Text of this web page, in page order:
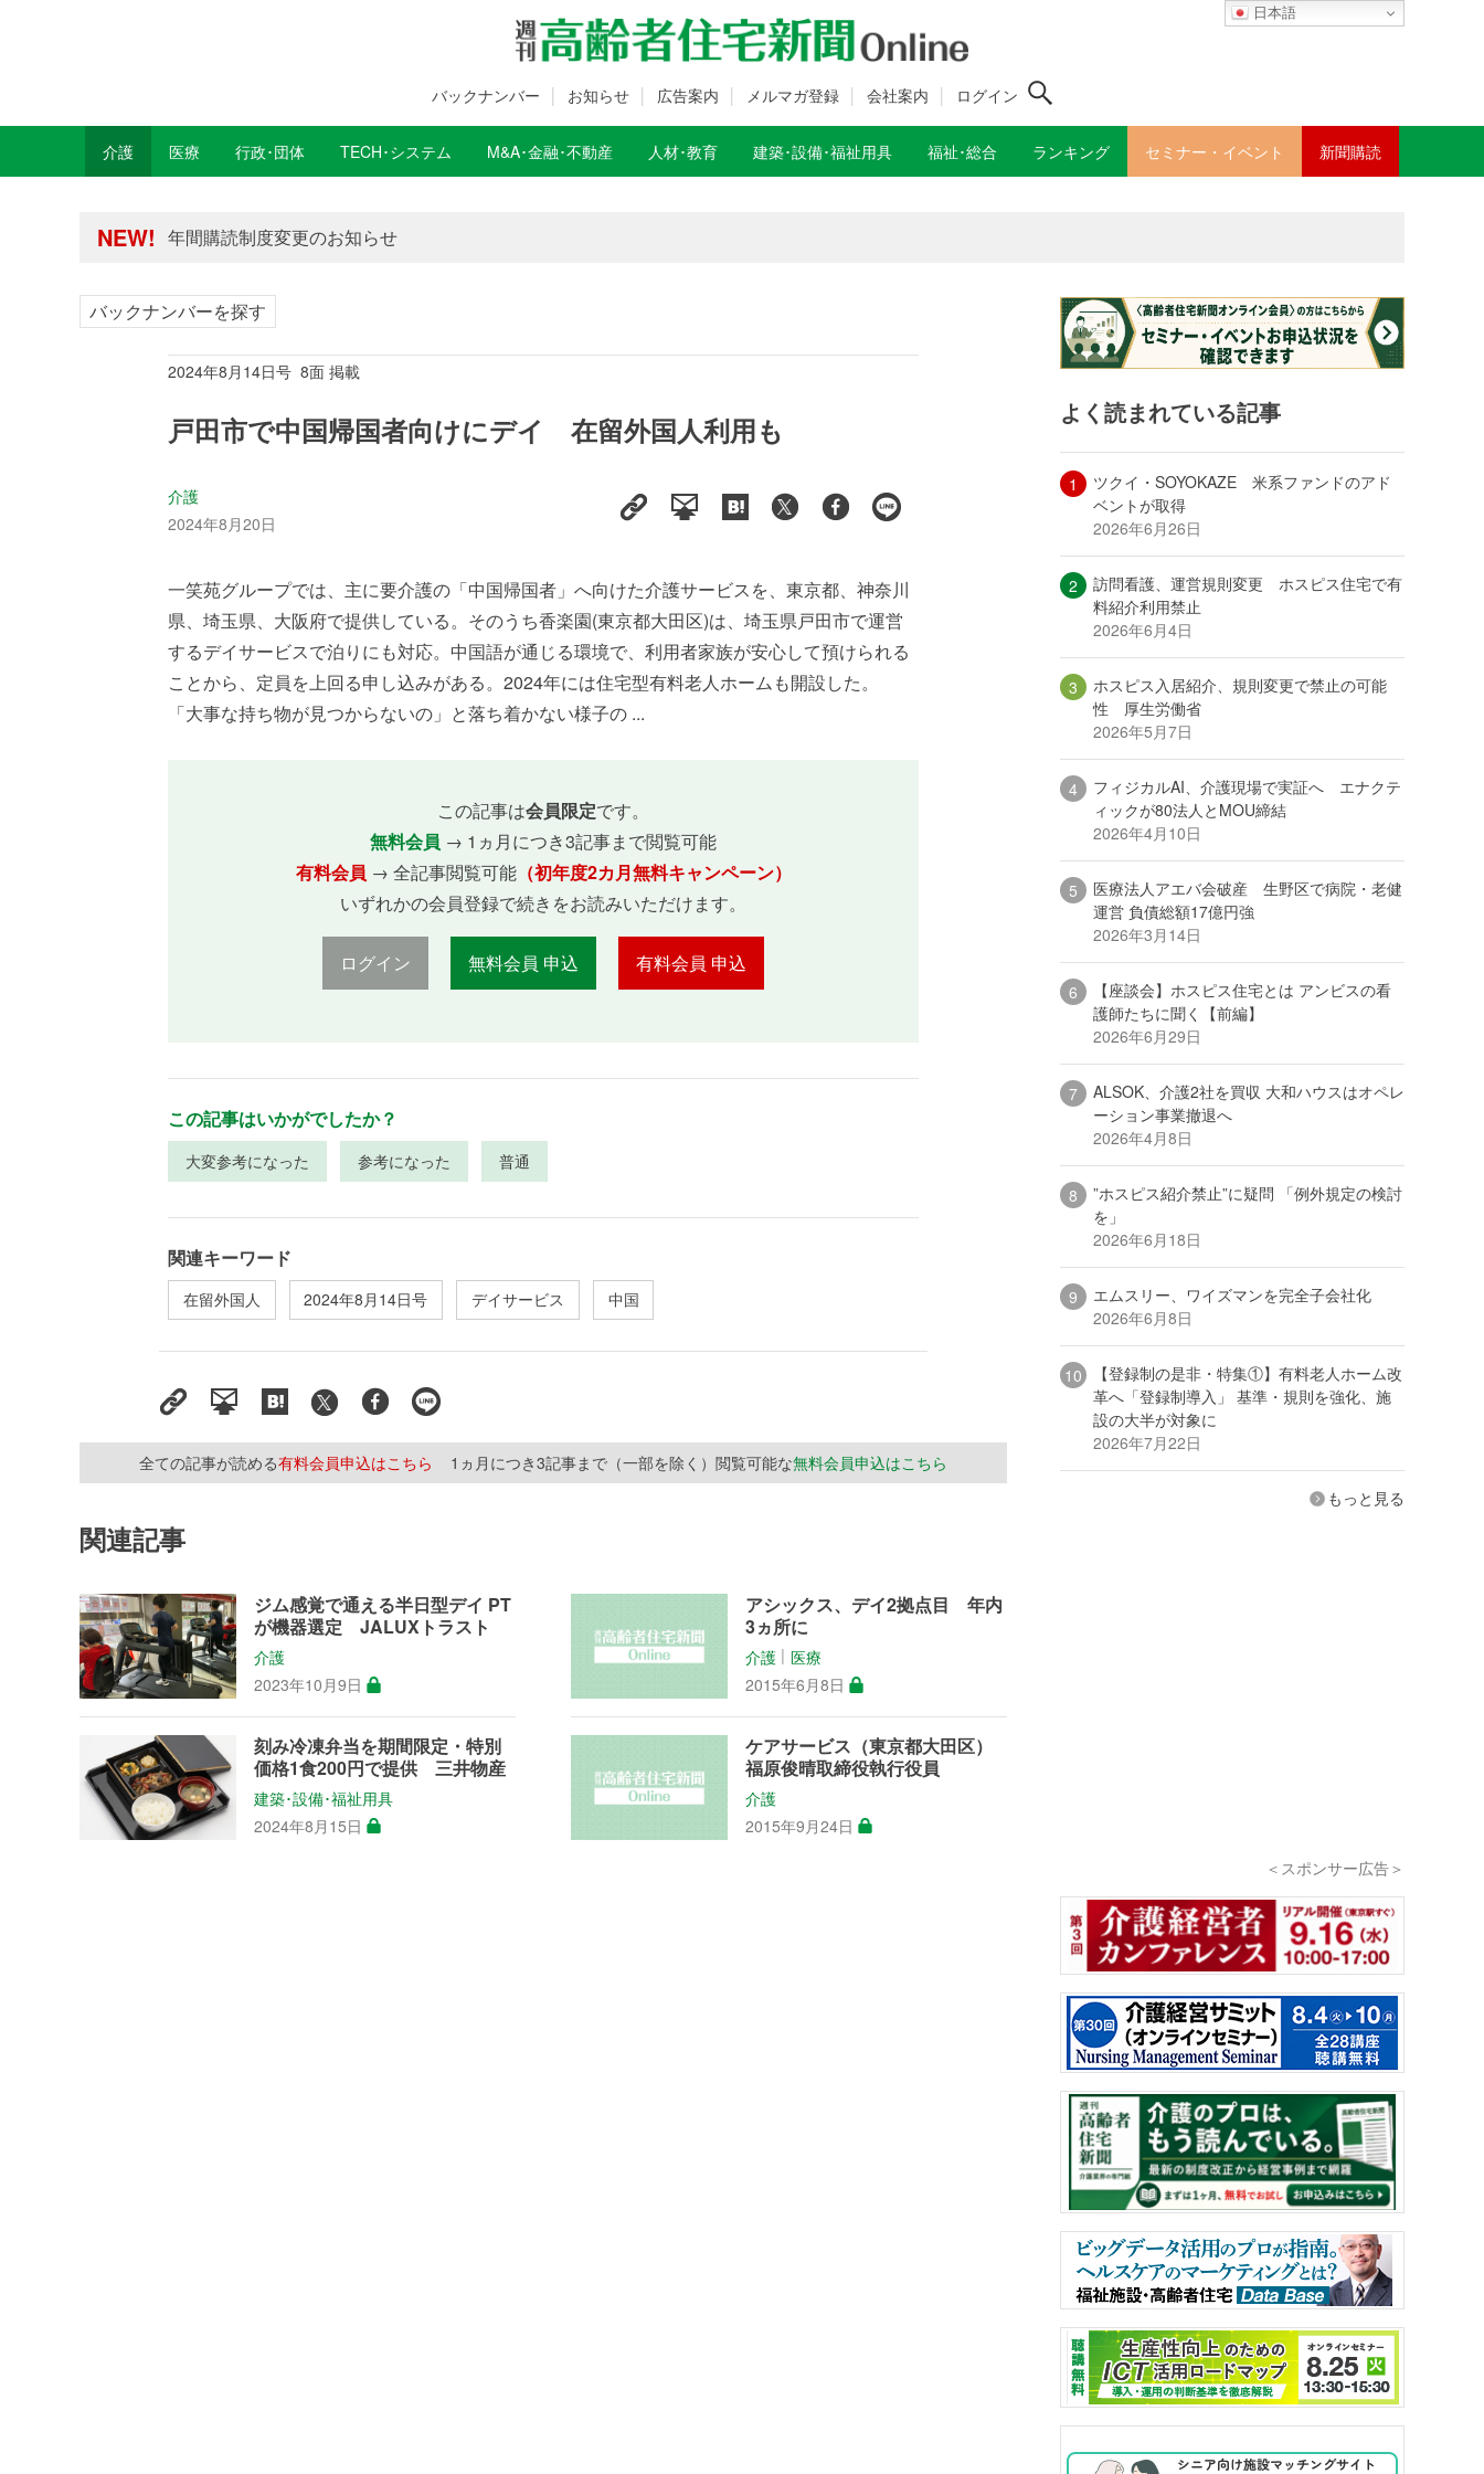
日本語
バックナンバー お知らせ 広告案内 メルマガ登録 会社案内 ログイン
介護 医療 行政･団体 TECH･システム M&A･金融･不動産 人材･教育 建築･設備･福祉用具 福祉･総合 ランキング セミナー・イベント 新聞購読
NEW!
年間購読制度変更のお知らせ
年間購読制度変更のお知らせ
バックナンバーを探す
2024年8月14日号 8面 掲載
戸田市で中国帰国者向けにデイ 在留外国人利用も
介護
2024年8月20日
一笑苑グループでは、主に要介護の「中国帰国者」へ向けた介護サービスを、東京都、神奈川
県、埼玉県、大阪府で提供している。そのうち香楽園(東京都大田区)は、埼玉県戸田市で運営
するデイサービスで泊りにも対応。中国語が通じる環境で、利用者家族が安心して預けられる
ことから、定員を上回る申し込みがある。2024年には住宅型有料老人ホームも開設した。
「大事な持ち物が見つからないの」と落ち着かない様子の ...
この記事は会員限定です。
無料会員 → 1ヵ月につき3記事まで閲覧可能
有料会員 → 全記事閲覧可能（初年度2カ月無料キャンペーン）
いずれかの会員登録で続きをお読みいただけます。
ログイン 無料会員 申込 有料会員 申込
この記事はいかがでしたか？
大変参考になった 参考になった 普通
関連キーワード
在留外国人 2024年8月14日号 デイサービス 中国
全ての記事が読める有料会員申込はこちら 1ヵ月につき3記事まで（一部を除く）閲覧可能な無料会員申込はこちら
関連記事
ジム感覚で通える半日型デイ PT
が機器選定 JALUXトラスト
介護
2023年10月9日
アシックス、デイ2拠点目 年内
3ヵ所に
介護 │医療
2015年6月8日
刻み冷凍弁当を期間限定・特別
価格1食200円で提供 三井物産
建築･設備･福祉用具
2024年8月15日
ケアサービス（東京都大田区）
福原俊晴取締役執行役員
介護
2015年9月24日
よく読まれている記事
ツクイ・SOYOKAZE 米系ファンドのアド
ベントが取得
2026年6月26日
訪問看護、運営規則変更 ホスピス住宅で有
料紹介利用禁止
2026年6月4日
ホスピス入居紹介、規則変更で禁止の可能
性 厚生労働省
2026年5月7日
フィジカルAI、介護現場で実証へ エナクテ
ィックが80法人とMOU締結
2026年4月10日
医療法人アエバ会破産 生野区で病院・老健
運営 負債総額17億円強
2026年3月14日
【座談会】ホスピス住宅とは アンビスの看
護師たちに聞く【前編】
2026年6月29日
ALSOK、介護2社を買収 大和ハウスはオペレ
ーション事業撤退へ
2026年4月8日
”ホスピス紹介禁止”に疑問 「例外規定の検討
を」
2026年6月18日
エムスリー、ワイズマンを完全子会社化
2026年6月8日
【登録制の是非・特集①】有料老人ホーム改
革へ「登録制導入」 基準・規則を強化、施
設の大半が対象に
2026年7月22日
もっと見る
＜スポンサー広告＞